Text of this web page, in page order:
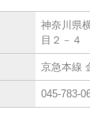
神奈川県
目２－４
京急本線
045-783-